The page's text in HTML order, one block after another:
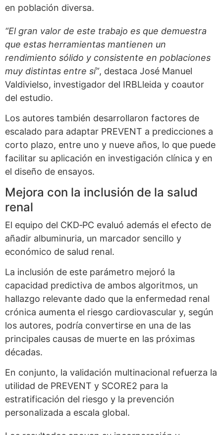
en población diversa.
“El gran valor de este trabajo es que demuestra
que estas herramientas mantienen un
rendimiento sólido y consistente en poblaciones
muy distintas entre sí”, destaca José Manuel
Valdivielso, investigador del IRBLleida y coautor
del estudio.
Los autores también desarrollaron factores de
escalado para adaptar PREVENT a predicciones a
corto plazo, entre uno y nueve años, lo que puede
facilitar su aplicación en investigación clínica y en
el diseño de ensayos.
Mejora con la inclusión de la salud
renal
El equipo del CKD‑PC evaluó además el efecto de
añadir albuminuria, un marcador sencillo y
económico de salud renal.
La inclusión de este parámetro mejoró la
capacidad predictiva de ambos algoritmos, un
hallazgo relevante dado que la enfermedad renal
crónica aumenta el riesgo cardiovascular y, según
los autores, podría convertirse en una de las
principales causas de muerte en las próximas
décadas.
En conjunto, la validación multinacional refuerza la
utilidad de PREVENT y SCORE2 para la
estratificación del riesgo y la prevención
personalizada a escala global.